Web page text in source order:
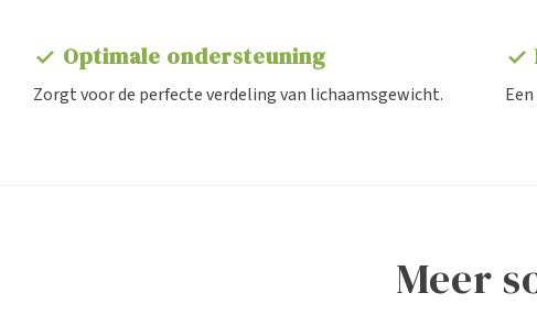
check Optimale ondersteuning
Zorgt voor de perfecte verdeling van lichaamsgewicht.
check